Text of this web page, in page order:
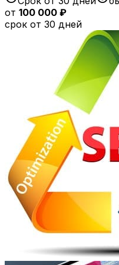
от 100 000 ₽
срок от 30 дней